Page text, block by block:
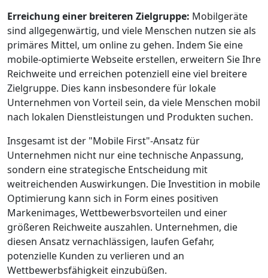
Erreichung einer breiteren Zielgruppe: Mobilgeräte
sind allgegenwärtig, und viele Menschen nutzen sie als
primäres Mittel, um online zu gehen. Indem Sie eine
mobile-optimierte Webseite erstellen, erweitern Sie Ihre
Reichweite und erreichen potenziell eine viel breitere
Zielgruppe. Dies kann insbesondere für lokale
Unternehmen von Vorteil sein, da viele Menschen mobil
nach lokalen Dienstleistungen und Produkten suchen.
Insgesamt ist der "Mobile First"-Ansatz für
Unternehmen nicht nur eine technische Anpassung,
sondern eine strategische Entscheidung mit
weitreichenden Auswirkungen. Die Investition in mobile
Optimierung kann sich in Form eines positiven
Markenimages, Wettbewerbsvorteilen und einer
größeren Reichweite auszahlen. Unternehmen, die
diesen Ansatz vernachlässigen, laufen Gefahr,
potenzielle Kunden zu verlieren und an
Wettbewerbsfähigkeit einzubüßen.